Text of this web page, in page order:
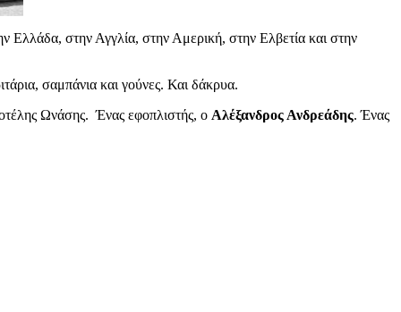
Ελλάδα, στην Αγγλία, στην Αμερική, στην Ελβετία και στην
σαμπάνια και γούνες. Και δάκρυα.
Ωνάσης. Ένας εφοπλιστής, ο Αλέξανδρος Ανδρεάδης. Ένας